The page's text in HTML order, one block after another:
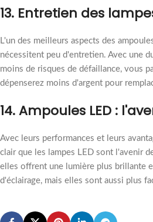
13. Entretien des
L'un des meilleurs aspects des
nécessitent peu d'entretien. Avec une
moins de risques de défaillance, vous
dépenserez moins d'argent pour
14. Ampoules LED :
Avec leurs performances et leurs
clair que les lampes LED sont l'avenir
elles offrent une lumière plus brillante
d'éclairage, mais elles sont aussi plus